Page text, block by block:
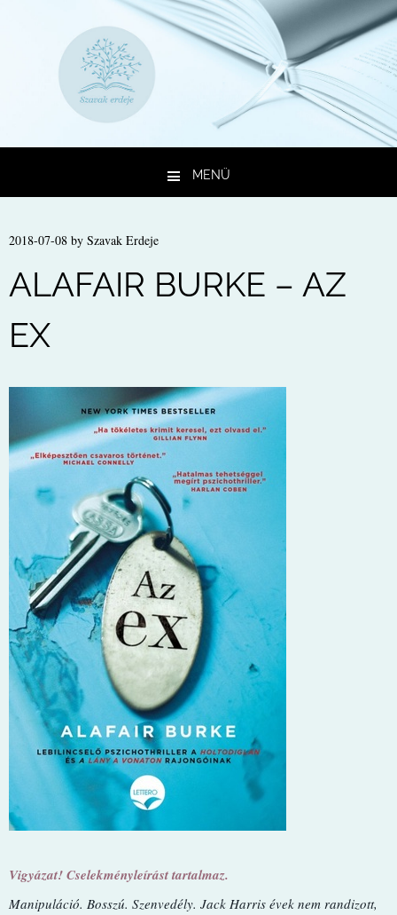
MENÜ
2018-07-08 by Szavak Erdeje
ALAFAIR BURKE – AZ
EX
Vigyázat! Cselekményleírást tartalmaz.
Manipuláció. ​Bosszú. Szenvedély. Jack Harris évek nem randizott,